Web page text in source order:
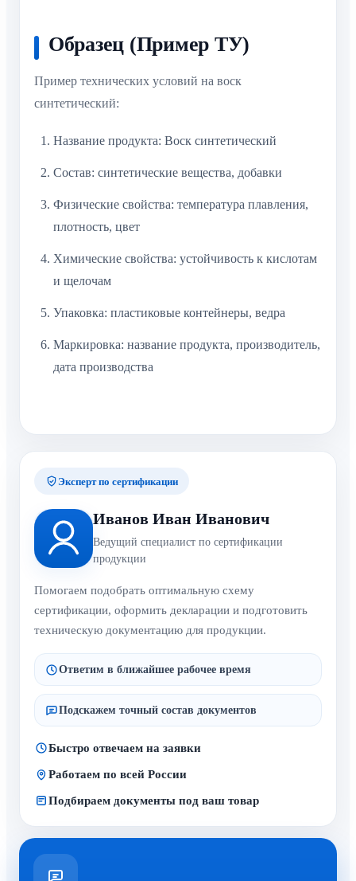
Образец (Пример ТУ)
Пример технических условий на воск
синтетический:
Название продукта: Воск синтетический
Состав: синтетические вещества, добавки
Физические свойства: температура плавления,
плотность, цвет
Химические свойства: устойчивость к кислотам
и щелочам
Упаковка: пластиковые контейнеры, ведра
Маркировка: название продукта, производитель,
дата производства
Эксперт по сертификации
Иванов Иван Иванович
Ведущий специалист по сертификации
продукции
Помогаем подобрать оптимальную схему
сертификации, оформить декларации и подготовить
техническую документацию для продукции.
Ответим в ближайшее рабочее время
Подскажем точный состав документов
Быстро отвечаем на заявки
Работаем по всей России
Подбираем документы под ваш товар